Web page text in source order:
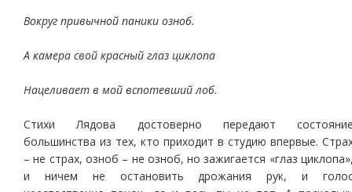
Вокруг привычной паники озноб.
А камера свой красный глаз циклопа
Нацеливает в мой вспотевший лоб.
Стихи Лядова достоверно передают
большинства из тех, кто приходит в студию впервые.
– не страх, озноб – не озноб, но зажигается «глаз
и ничем не остановить дрожания рук, и